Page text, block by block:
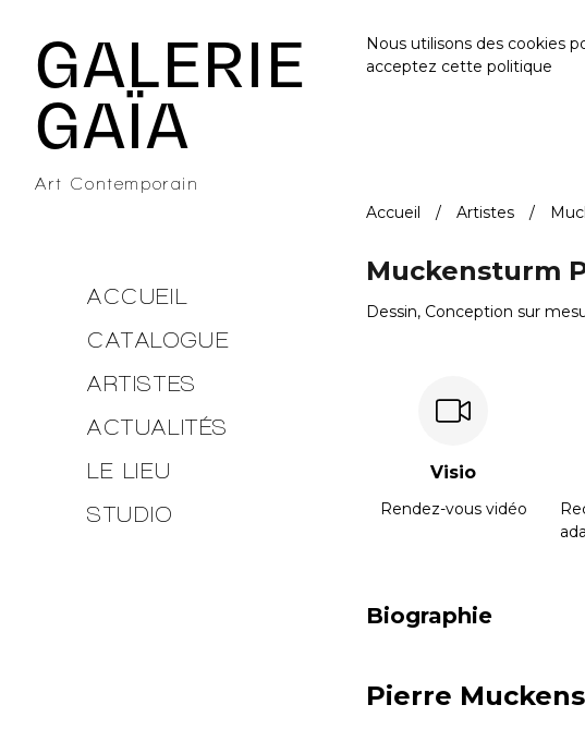
GALERIE
GAÏA
Art Contemporain
ACCUEIL
CATALOGUE
ARTISTES
ACTUALITÉS
LE LIEU
STUDIO
Nous utilisons des cookies
acceptez cette politique
Accueil Artistes
Muckensturm
Dessin, Conception sur
Visio
Rendez-vous vidéo
Biographie
Pierre